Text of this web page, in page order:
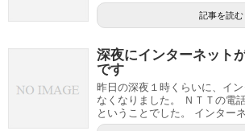
記事を読む
深夜にインターネット
です
昨日の深夜１時くらいに、イ
なくなりました。 ＮＴＴの電
ということでした。 インター